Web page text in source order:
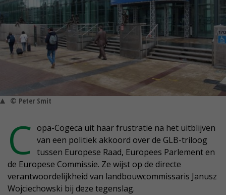
© Peter Smit
C opa-Cogeca uit haar frustratie na het uitblijven
van een politiek akkoord over de GLB-triloog
tussen Europese Raad, Europees Parlement en
de Europese Commissie. Ze wijst op de directe
verantwoordelijkheid van landbouwcommissaris Janusz
Wojciechowski bij deze tegenslag.